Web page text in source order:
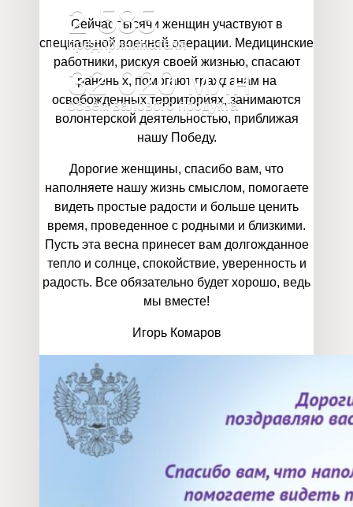
2 585
предпринимателя
32 020млн
объём валового продукта
Сейчас тысячи женщин участвуют в
специальной военной операции. Медицинские
работники, рискуя своей жизнью, спасают
раненых, помогают гражданам на
освобожденных территориях, занимаются
волонтерской деятельностью, приближая
нашу Победу.
Дорогие женщины, спасибо вам, что
наполняете нашу жизнь смыслом, помогаете
видеть простые радости и больше ценить
время, проведенное с родными и близкими.
Пусть эта весна принесет вам долгожданное
тепло и солнце, спокойствие, уверенность и
радость. Все обязательно будет хорошо, ведь
мы вместе!
Игорь Комаров